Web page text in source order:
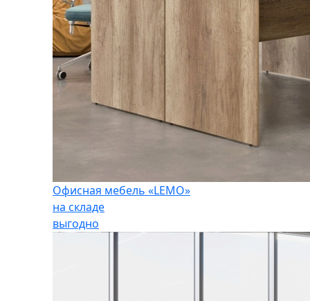
Офисная мебель «LEMO»
на складе
выгодно